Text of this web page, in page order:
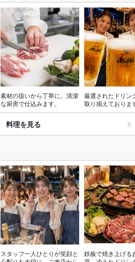
素材の扱いから丁寧に。清潔
な厨房で仕込みます。
厳選されたドリン
取り揃えておりま
料理を見る
スタッフ一人ひとりが笑顔と
鉄板で焼き上げる